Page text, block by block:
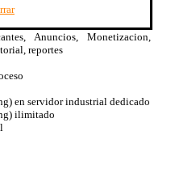
Español
Anuncios, Monetizacion,
reportes
en servidor industrial dedicado
ilimitado